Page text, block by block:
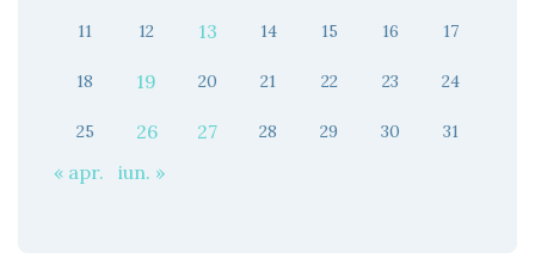
11 12 13 14 15 16 17
18 19 20 21 22 23 24
25 26 27 28 29 30 31
« apr. iun. »